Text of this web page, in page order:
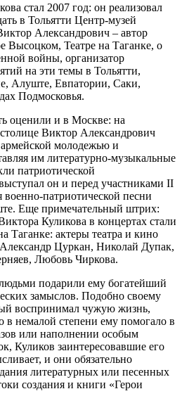
стал 2007 год: он реализовал
в Тольятти Центр-музей
Александрович – автор
Высоцком, Театре на Таганке, о
войны, организатор
на эти темы в Тольятти,
Алуште, Евпатории, Саки,
Подмосковья.
оценили и в Москве: на
Виктор Александрович
армейской молодежью и
им литературно-музыкальные
патриотической
он и перед участниками II
военно-патриотической песни
Еще примечательный штрих:
Куликова в концертах стали
Таганке: актеры театра и кино
Цуркан, Николай Дупак,
Любовь Чиркова.
подарили ему богатейший
замыслов. Подобно своему
воспринимал чужую жизнь,
немалой степени ему помогало в
или наполнении особым
Куликов заинтересовавшие его
и они обязательно
литературных или песенных
создания и книги «Герои